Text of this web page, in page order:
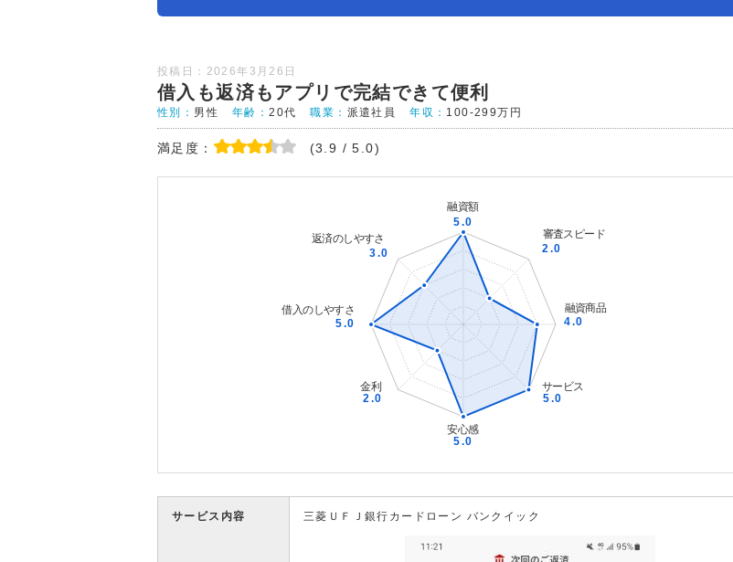
投稿日：2026年3月26日
借入も返済もアプリで完結できて便利
性別： 男性 年齢：20代 職業： 派遣社員 年収： 100-299万円
満足度： (3.9 / 5.0)
サービス内容 三菱ＵＦＪ銀行カードローン バンクイック